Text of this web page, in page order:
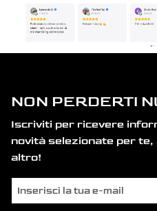
NON PERDERTI
Iscriviti per ricevere
novità selezionate per
altro!